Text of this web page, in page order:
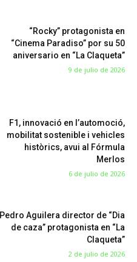
“Rocky” protagonista en
“Cinema Paradiso” por su 50
aniversario en “La Claqueta”
9 de julio de 2026
F1, innovació en l’automoció,
mobilitat sostenible i vehicles
històrics, avui al Fórmula
Merlos
6 de julio de 2026
Pedro Aguilera director de “Dia
de caza” protagonista en “La
Claqueta”
2 de julio de 2026